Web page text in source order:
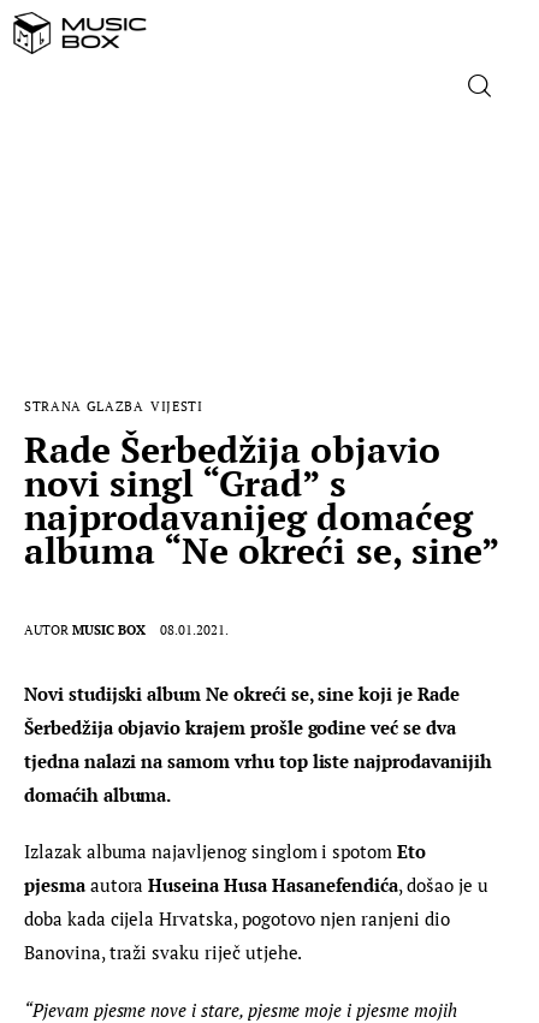
MUSIC BOX
STRANA GLAZBA VIJESTI
Rade Šerbedžija objavio
novi singl “Grad” s
najprodavanijeg domaćeg
albuma “Ne okreći se, sine”
AUTOR MUSIC BOX 08.01.2021.
Novi studijski album Ne okreći se, sine koji je Rade
Šerbedžija objavio krajem prošle godine već se dva
tjedna nalazi na samom vrhu top liste najprodavanijih
domaćih albuma.
Izlazak albuma najavljenog singlom i spotom Eto
pjesma autora Huseina Husa Hasanefendića, došao je u
doba kada cijela Hrvatska, pogotovo njen ranjeni dio
Banovina, traži svaku riječ utjehe.
“Pjevam pjesme nove i stare, pjesme moje i pjesme mojih